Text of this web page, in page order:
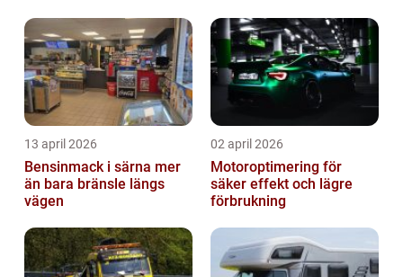
13 april 2026
Bensinmack i särna mer
än bara bränsle längs
vägen
02 april 2026
Motoroptimering för
säker effekt och lägre
förbrukning